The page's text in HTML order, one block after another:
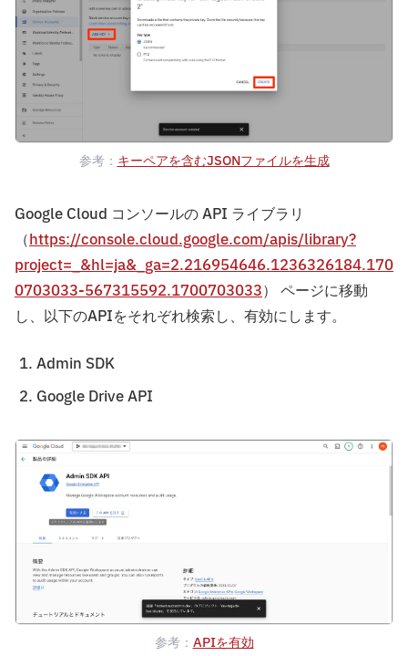
参考： キーペアを含むJSONファイルを生成
Google Cloud コンソールの API ライブラリ
（https://console.cloud.google.com/apis/library?
project=_&hl=ja&_ga=2.216954646.1236326184.170
0703033-567315592.1700703033） ページに移動
し、以下のAPIをそれぞれ検索し、有効にします。
Admin SDK
Google Drive API
参考： APIを有効